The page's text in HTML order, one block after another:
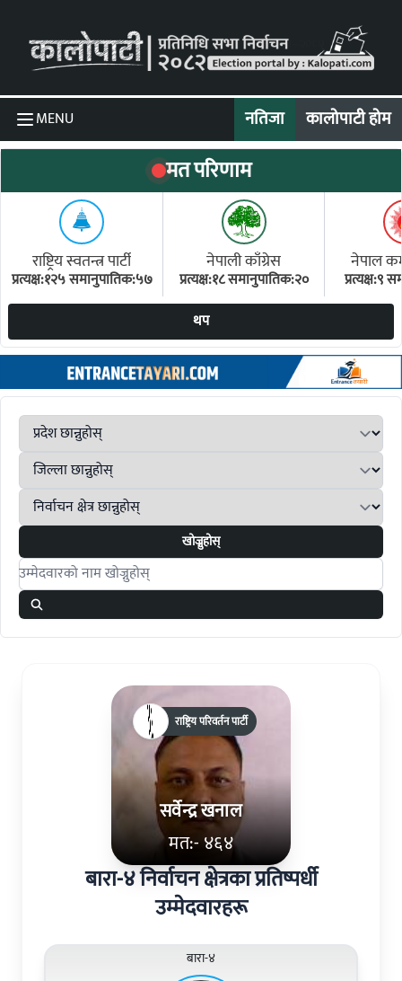
MENU नतिजा कालोपाटी होम
मत परिणाम
राष्ट्रिय स्वतन्त्र पार्टी
प्रत्यक्ष:१२५ समानुपातिक:५७
नेपाली काँग्रेस
प्रत्यक्ष:१८ समानुपातिक:२०
नेपाल
प्रत्यक्ष:९
थप
खोज्नुहोस्
Search candidates
सर्वेन्द्र खनाल
मत:- ४६४
राष्ट्रिय परिवर्तन पार्टी
बारा-४ निर्वाचन क्षेत्रका प्रतिष्पर्धी
उम्मेदवारहरू
बारा-४